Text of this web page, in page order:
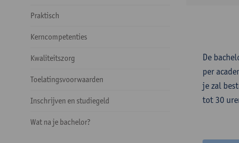
Praktisch
Kerncompetenties
Kwaliteitszorg
Toelatingsvoorwaarden
Inschrijven en studiegeld
Wat na je bachelor?
De
per
je zal
tot 30